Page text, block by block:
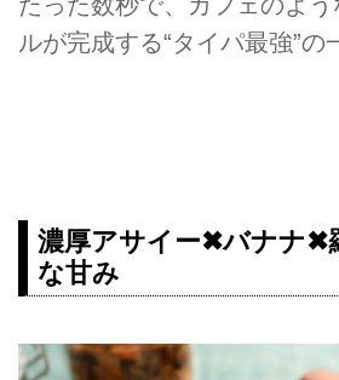
ルが完成する“タイパ最強”の
濃厚アサイー✖バナナ✖
な甘み